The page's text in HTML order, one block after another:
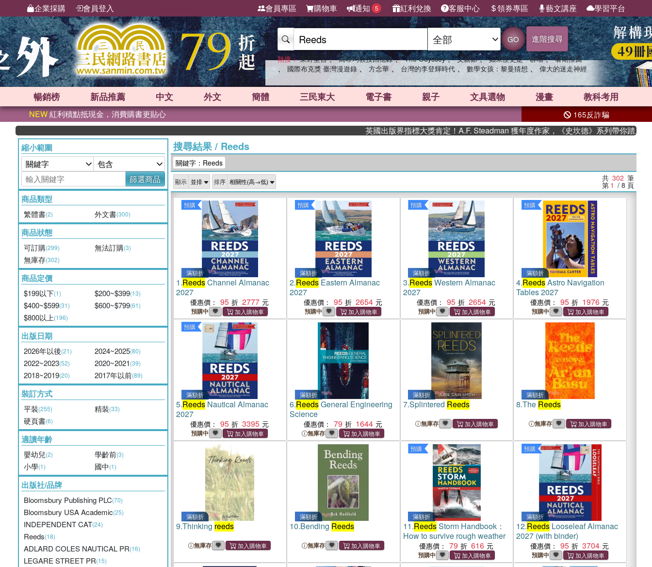
企業採購 會員登入 會員專區 購物車 通知 5 紅利兌換 客服中心 領券專區 藝文講座 學習平台
GO 進階搜尋
熱搜： 東野圭吾 、 高希均教授回憶錄 、 The Odyssey 、 父親節 、 如果歷史是一群喵 、 暑期推薦
、 國際布克獎 臺灣漫遊錄 、 方念華 、 台灣的李登輝時代 、 數學女孩：黎曼猜想 、 偉大的迷走神經
暢銷榜 新品推薦 中文 外文 簡體 三民東大 電子書 親子 文具選物 漫畫 教科考用
NEW紅利積點抵現金，消費購書更貼心 165反詐騙
英國出版界指標大獎肯定！A.F. Steadman 獲年度作家，《史坎德》系列帶你踏上熱血奇幻旅程
縮小範圍
篩選商品
商品類型
繁體書(2) 外文書(300)
商品狀態
可訂購(299) 無法訂購(3)
無庫存(302)
商品定價
$199以下(1) $200~$399(13)
$400~$599(31) $600~$799(61)
$800以上(196)
出版日期
2026年以後(21) 2024~2025(80)
2022~2023(52) 2020~2021(39)
2018~2019(20) 2017年以前(89)
裝訂方式
平裝(255) 精裝(33)
硬頁書(6)
適讀年齡
嬰幼兒(2) 學齡前(3)
小學(1) 國中(1)
出版社/品牌
Bloomsbury Publishing PLC(70)
Bloomsbury USA Academic(25)
INDEPENDENT CAT(24)
Reeds(18)
ADLARD COLES NAUTICAL PR(16)
LEGARE STREET PR(15)
搜尋結果/ Reeds
關鍵字：Reeds
顯示 排序 共 302 筆
第 1 / 8 頁
預購
滿額折
1.ReedsChannel Almanac
2027
優惠價： 95 2777
預購中
預購
滿額折
2.ReedsEastern Almanac
2027
優惠價： 95 2654
預購中
預購
滿額折
3.ReedsWestern Almanac
2027
優惠價： 95 2654
預購中
預購
滿額折
4.ReedsAstro Navigation
Tables 2027
優惠價： 95 1976
預購中
預購
滿額折
5.Reeds Nautical Almanac
2027
優惠價： 95 3395
預購中
滿額折
6.ReedsGeneral Engineering
Science
優惠價： 79 1644
無庫存
滿額折
7.Splintered Reeds
無庫存
滿額折
8.The Reeds
無庫存
滿額折
9.Thinking reeds
無庫存
滿額折
10.Bending Reeds
無庫存
預購
滿額折
11.ReedsStorm Handbook：
How to survive rough weather
優惠價： 79 616
預購中
預購
滿額折
12.Reeds Looseleaf Almanac
2027 (with binder)
優惠價： 95 3704
預購中